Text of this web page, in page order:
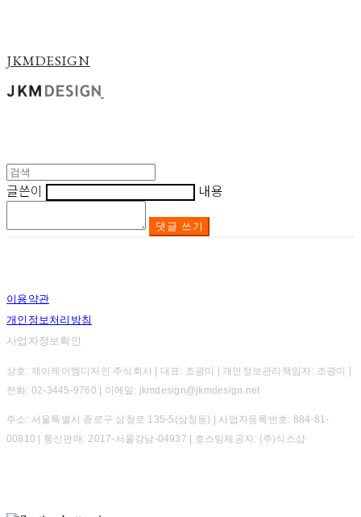
JKMDESIGN
글쓴이 내용
댓글 쓰기
이용약관
개인정보처리방침
사업자정보확인
상호: 제이케이엠디자인 주식회사 | 대표: 조광미 | 개인정보관리책임자: 조광미 |
전화: 02-3445-9760 | 이메일: jkmdesign@jkmdesign.net
주소: 서울특별시 종로구 삼청로 135-5(삼청동) | 사업자등록번호: 884-81-
00810 | 통신판매:2017-서울강남-04937 | 호스팅제공자: (주)식스샵